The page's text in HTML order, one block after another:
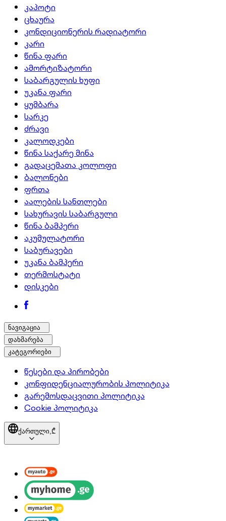
კაპოტი
ცხაურა
კონდიციონერის რადიატორი
კარი
წინა ფარი
ამორტიზატორი
საბარგულის ხუფი
უკანა ფარი
ყუმბარა
სარკე
ძრავი
კალოდკები
წინა საქარე მინა
გადაცემათა კოლოფი
ბალონები
ფრთა
აალების სანთლები
სახურავის საბარგული
წინა ბამპერი
აკუმულატორი
საბურავები
უკანა ბამპერი
თერმოსტატი
დისკები
ნავიგაცია
დახმარება
კატეგორიები
წესები და პირობები
კონფიდენციალურობის პოლიტიკა
გარემოსდაცვითი პოლიტიკა
Cookie პოლიტიკა
ქართული, ₾